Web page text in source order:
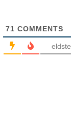
71 COMMENTS
eldste